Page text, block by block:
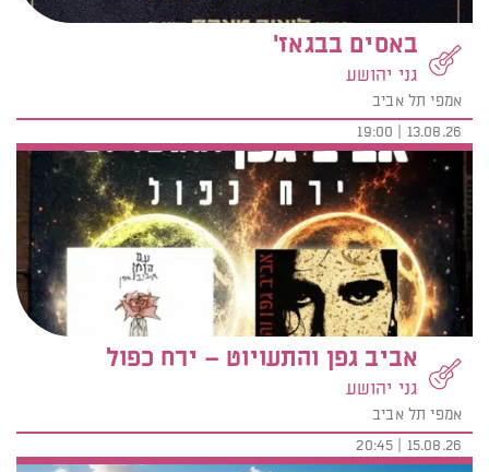
באסים בבגאז'
גני יהושע
אמפי תל אביב
13.08.26 | 19:00
אביב גפן והתעויוט – ירח כפול
גני יהושע
אמפי תל אביב
15.08.26 | 20:45